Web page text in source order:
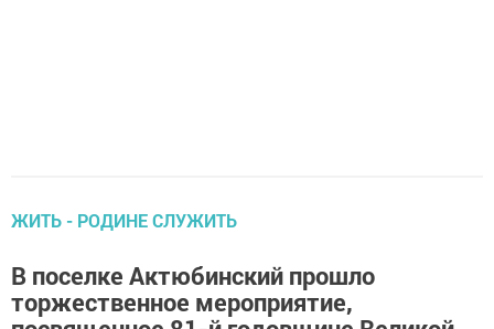
ЖИТЬ - РОДИНЕ СЛУЖИТЬ
В поселке Актюбинский прошло
торжественное мероприятие,